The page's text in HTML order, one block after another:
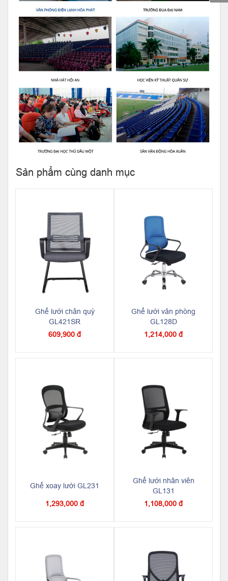
Sản phẩm cùng danh mục
Ghế lưới chân quỳ
GL421SR
609,900 đ
Ghế lưới văn phòng
GL128D
1,214,000 đ
Ghế xoay lưới GL231
1,293,000 đ
Ghế lưới nhân viên
GL131
1,108,000 đ